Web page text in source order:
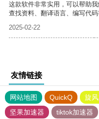
这款软件非常实用，可以帮助
查找资料、翻译语言、编写代码
2025-02-22
友情链接
网站地图 QuickQ 旋
坚果加速器
tiktok加速器